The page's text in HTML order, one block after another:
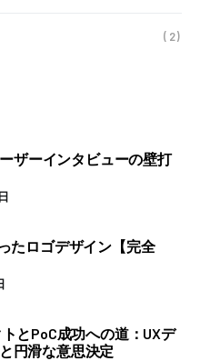
(2)
ザーインタビューの壁打
たロゴデザイン【完全
とPoC成功への道：UXデ
円滑な意思決定